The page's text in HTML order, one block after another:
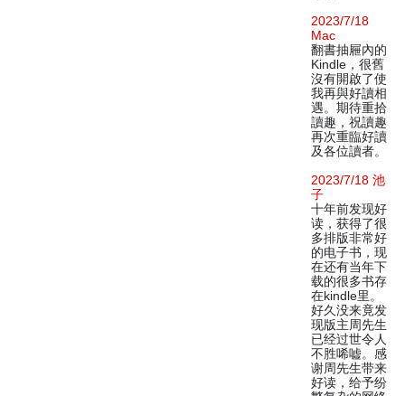
2023/7/18
Mac
翻書抽屜內的
Kindle，很舊
沒有開啟了使
我再與好讀相
遇。期待重拾
讀趣，祝讀趣
再次重臨好讀
及各位讀者。
2023/7/18 池
子
十年前发现好
读，获得了很
多排版非常好
的电子书，现
在还有当年下
载的很多书存
在kindle里。
好久没来竟发
现版主周先生
已经过世令人
不胜唏嘘。感
谢周先生带来
好读，给予纷